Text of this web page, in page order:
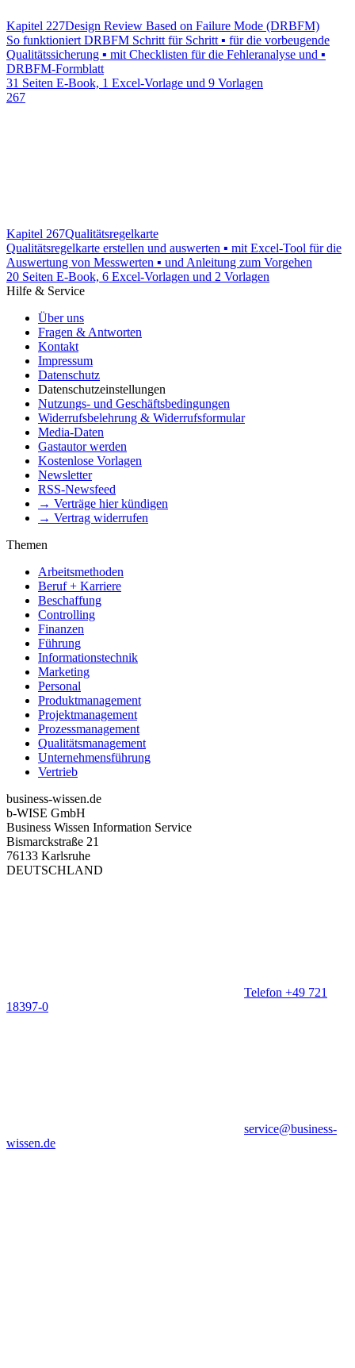
Kapitel 227Design Review Based on Failure Mode (DRBFM)
So funktioniert DRBFM Schritt für Schritt ▪ für die vorbeugende
Qualitätssicherung ▪ mit Checklisten für die Fehleranalyse und ▪
DRBFM-Formblatt
31 Seiten E-Book, 1 Excel-Vorlage und 9 Vorlagen
267
Kapitel 267Qualitätsregelkarte
Qualitätsregelkarte erstellen und auswerten ▪ mit Excel-Tool für die
Auswertung von Messwerten ▪ und Anleitung zum Vorgehen
20 Seiten E-Book, 6 Excel-Vorlagen und 2 Vorlagen
Hilfe & Service
Über uns
Fragen & Antworten
Kontakt
Impressum
Datenschutz
Datenschutzeinstellungen
Nutzungs- und Geschäftsbedingungen
Widerrufsbelehrung & Widerrufsformular
Media-Daten
Gastautor werden
Kostenlose Vorlagen
Newsletter
RSS-Newsfeed
→ Verträge hier kündigen
→ Vertrag widerrufen
Themen
Arbeitsmethoden
Beruf + Karriere
Beschaffung
Controlling
Finanzen
Führung
Informationstechnik
Marketing
Personal
Produktmanagement
Projektmanagement
Prozessmanagement
Qualitätsmanagement
Unternehmensführung
Vertrieb
business-wissen.de
b-WISE GmbH
Business Wissen Information Service
Bismarckstraße 21
76133 Karlsruhe
DEUTSCHLAND
Telefon +49 721
18397-0
service@business-
wissen.de